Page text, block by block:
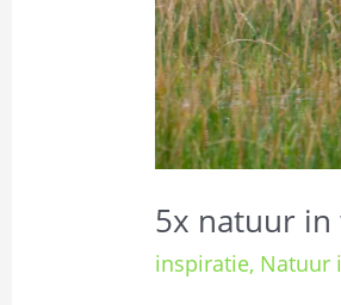
5x natuur in
inspiratie, Natuur